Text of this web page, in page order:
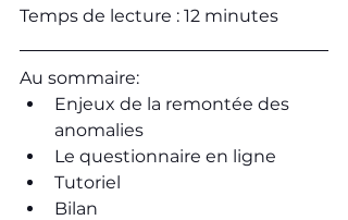
Temps de lecture : 12 minutes
Au sommaire:
Enjeux de la remontée des
anomalies
Le questionnaire en ligne
Tutoriel
Bilan